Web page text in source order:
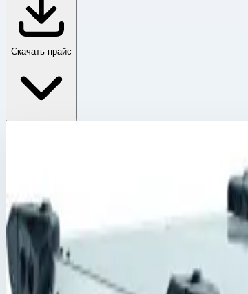
Скачать прайс
Футляры Zarges
Корпус Mitraset 19"
Корпус Mitraset Racklite 19" Zarges 12 HE/U
Корпус Mitraset 19"